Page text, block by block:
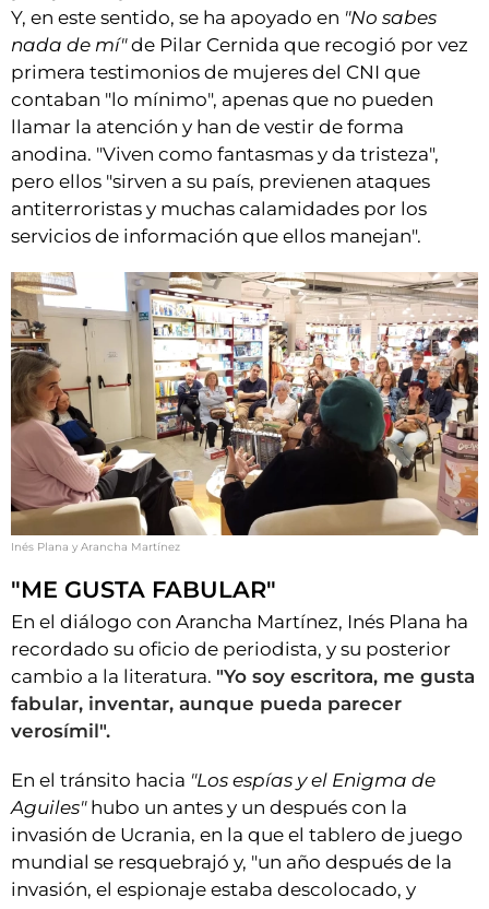
Y, en este sentido, se ha apoyado en "No sabes
nada de mí"de Pilar Cernida que recogió por vez
primera testimonios de mujeres del CNI que
contaban "lo mínimo", apenas que no pueden
llamar la atención y han de vestir de forma
anodina. "Viven como fantasmas y da tristeza",
pero ellos "sirven a su país, previenen ataques
antiterroristas y muchas calamidades por los
servicios de información que ellos manejan".
Inés Plana y Arancha Martínez
"ME GUSTA FABULAR"
En el diálogo con Arancha Martínez, Inés Plana ha
recordado su oficio de periodista, y su posterior
cambio a la literatura. "Yo soy escritora, me gusta
fabular, inventar, aunque pueda parecer
verosímil".
En el tránsito hacia "Los espías y el Enigma de
Aguiles"hubo un antes y un después con la
invasión de Ucrania, en la que el tablero de juego
mundial se resquebrajó y, "un año después de la
invasión, el espionaje estaba descolocado, y